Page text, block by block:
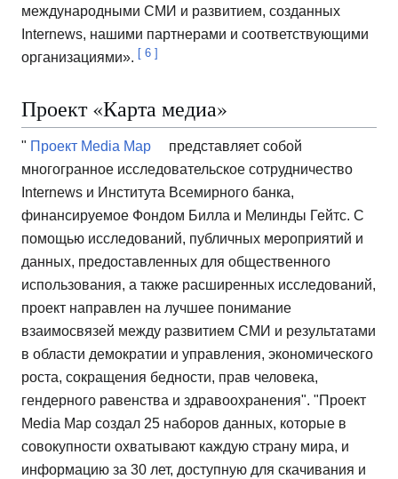
международными СМИ и развитием, созданных
Internews, нашими партнерами и соответствующими
организациями». [ 6 ]
Проект «Карта медиа»
" Проект Media Map
представляет собой
многогранное исследовательское сотрудничество
Internews и Института Всемирного банка,
финансируемое Фондом Билла и Мелинды Гейтс. С
помощью исследований, публичных мероприятий и
данных, предоставленных для общественного
использования, а также расширенных исследований,
проект направлен на лучшее понимание
взаимосвязей между развитием СМИ и результатами
в области демократии и управления, экономического
роста, сокращения бедности, прав человека,
гендерного равенства и здравоохранения". "Проект
Media Map создал 25 наборов данных, которые в
совокупности охватывают каждую страну мира, и
информацию за 30 лет, доступную для скачивания и